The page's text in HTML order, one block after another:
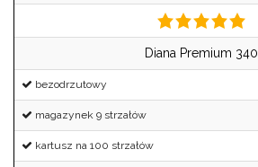
Diana Premium 340
bezodrzutowy
magazynek 9 strzałów
kartusz na 100 strzałów